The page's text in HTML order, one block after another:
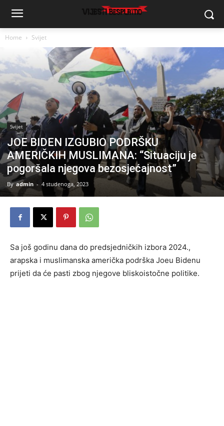
Home Svijet
Svijet
JOE BIDEN IZGUBIO PODRŠKU
AMERIČKIH MUSLIMANA: “Situaciju je
pogoršala njegova bezosjećajnost”
By admin - 4 studenoga, 2023
Sa još godinu dana do predsjedničkih izbora 2024.,
arapska i muslimanska američka podrška Joeu Bidenu
prijeti da će pasti zbog njegove bliskoistočne politike.